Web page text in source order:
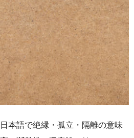
本語で絶縁・孤立・隔離の意味